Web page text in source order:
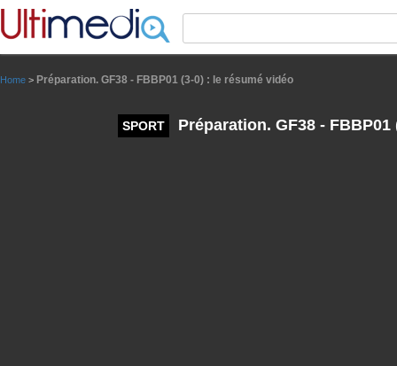
Home > Préparation. GF38 - FBBP01 (3-0) : le résumé vidéo
SPORT Préparation. GF38 -
Panneau de gestion des cookies